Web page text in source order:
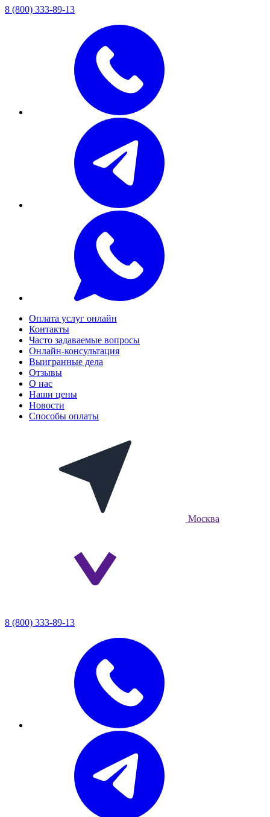
8 (800) 333-89-13
Оплата услуг онлайн
Контакты
Часто задаваемые вопросы
Онлайн-консультация
Выигранные дела
Отзывы
О нас
Наши цены
Новости
Способы оплаты
Москва
8 (800) 333-89-13